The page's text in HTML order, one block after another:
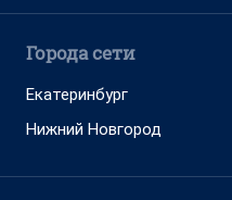
Города сети
Екатеринбург
Нижний Новгород